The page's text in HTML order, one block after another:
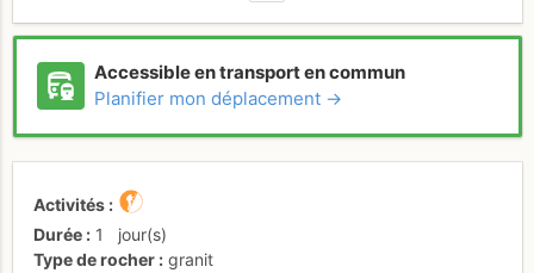
Accessible en transport en commun
Planifier mon déplacement →
Activités
Durée
1
jour(s)
Type de rocher
granit